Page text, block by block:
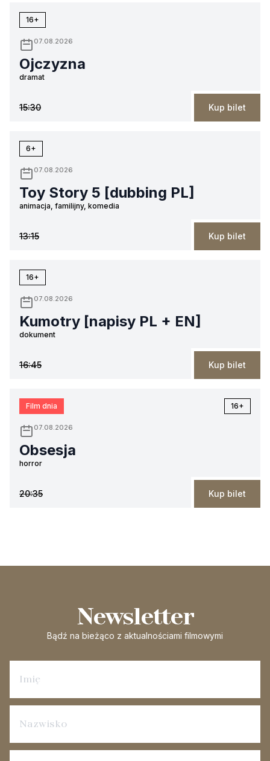
16+
07.08.2026
Ojczyzna
dramat
15:30 Kup bilet
6+
07.08.2026
Toy Story 5 [dubbing PL]
animacja, familijny, komedia
13:15 Kup bilet
16+
07.08.2026
Kumotry [napisy PL + EN]
dokument
16:45 Kup bilet
Film dnia 16+
07.08.2026
Obsesja
horror
20:35 Kup bilet
Newsletter
Bądź na bieżąco z aktualnościami filmowymi